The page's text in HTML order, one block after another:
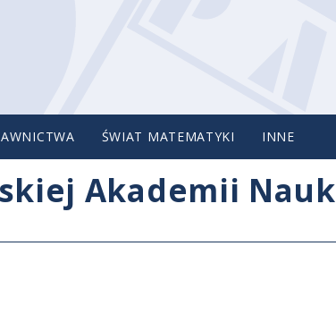
ŚWIAT MATEMATYKI INNE
Akademii Nauk